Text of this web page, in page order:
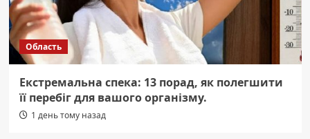
Область
Екстремальна спека: 13 порад, як полегшити
її перебіг для вашого організму.
1 день тому назад